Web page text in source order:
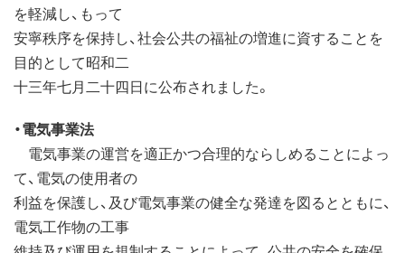
を軽減し、もって
安寧秩序を保持し、社会公共の福祉の増進に資することを
目的として昭和二
十三年七月二十四日に公布されました。
・電気事業法
電気事業の運営を適正かつ合理的ならしめることによっ
て、電気の使用者の
利益を保護し、及び電気事業の健全な発達を図るとともに、
電気工作物の工事